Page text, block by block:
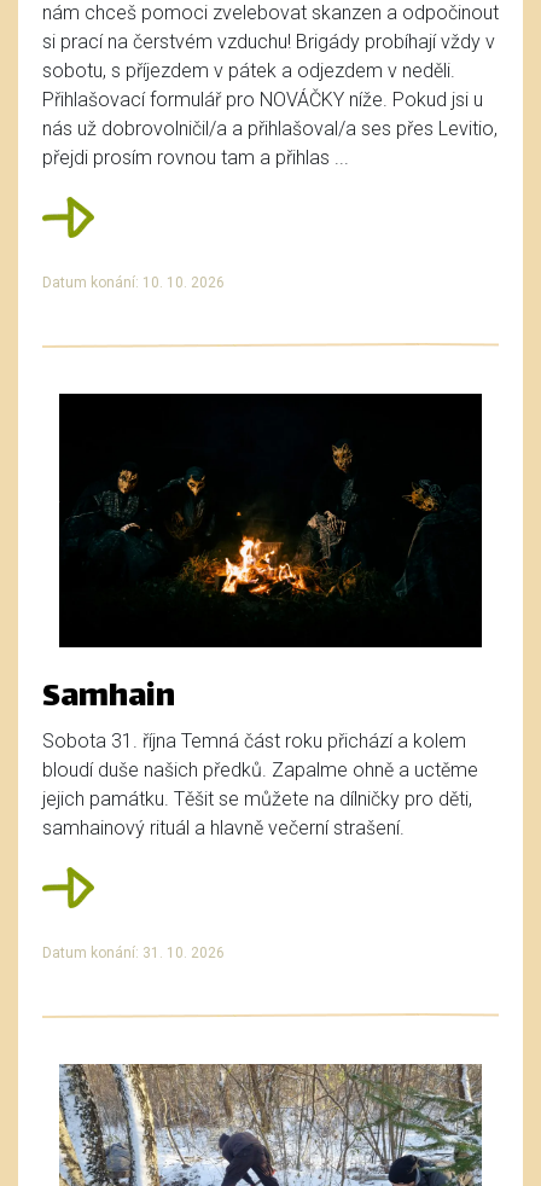
nám chceš pomoci zvelebovat skanzen a odpočinout
si prací na čerstvém vzduchu! Brigády probíhají vždy v
sobotu, s příjezdem v pátek a odjezdem v neděli.
Přihlašovací formulář pro NOVÁČKY níže. Pokud jsi u
nás už dobrovolničil/a a přihlašoval/a ses přes Levitio,
přejdi prosím rovnou tam a přihlas ...
Datum konání: 10. 10. 2026
Samhain
Sobota 31. října Temná část roku přichází a kolem
bloudí duše našich předků. Zapalme ohně a uctěme
jejich památku. Těšit se můžete na dílničky pro děti,
samhainový rituál a hlavně večerní strašení.
Datum konání: 31. 10. 2026